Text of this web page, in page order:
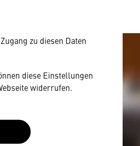
Anbietern austauscht.
zu diesen Daten
diese Einstellungen
widerrufen.